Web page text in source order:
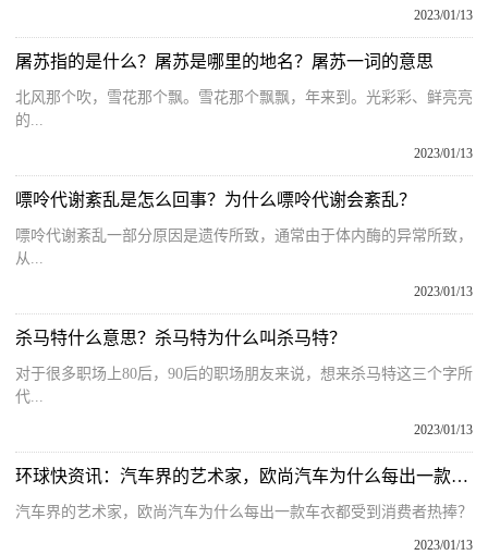
2023/01/13
屠苏指的是什么？屠苏是哪里的地名？屠苏一词的意思
北风那个吹，雪花那个飘。雪花那个飘飘，年来到。光彩彩、鲜亮亮
的...
2023/01/13
嘌呤代谢紊乱是怎么回事？为什么嘌呤代谢会紊乱？
嘌呤代谢紊乱一部分原因是遗传所致，通常由于体内酶的异常所致，
从...
2023/01/13
杀马特什么意思？杀马特为什么叫杀马特？
对于很多职场上80后，90后的职场朋友来说，想来杀马特这三个字所
代...
2023/01/13
环球快资讯：汽车界的艺术家，欧尚汽车为什么每出一款车衣都受到消费者热捧？
汽车界的艺术家，欧尚汽车为什么每出一款车衣都受到消费者热捧？
2023/01/13